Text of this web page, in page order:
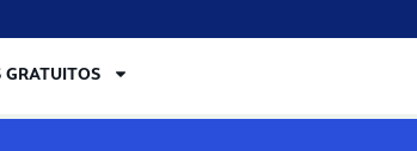
GRATUITOS